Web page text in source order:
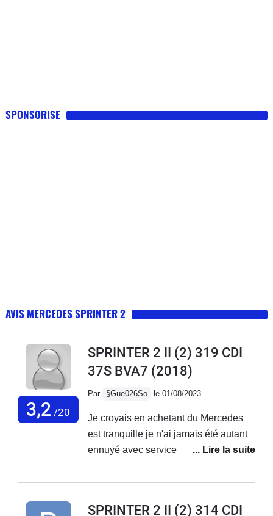
SPONSORISE
AVIS MERCEDES SPRINTER 2
3,2 /20
SPRINTER 2 II (2) 319 CDI
37S BVA7 (2018)
Par §Gue026So le 01/08/2023
Je croyais en achetant du Mercedes
est tranquille je n'ai jamais été autant
ennuyé avec service Mercedes France
je reste avec mes problèmes sur le
mois avec 20000 kmBatterie qui a
SPRINTER 2 II (2) 314 CDI